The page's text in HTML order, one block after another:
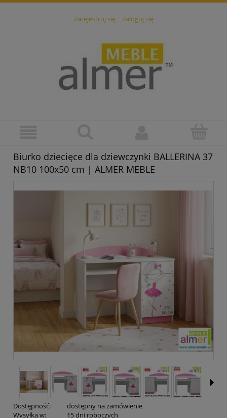
Zarejestruj się Zaloguj się
Biurko dziecięce dla dziewczynki BALLERINA 37
NB10 100x50 cm | ALMER MEBLE
Dostępność:
dostępny na zamówienie
Wysyłka w:
15 dni roboczych